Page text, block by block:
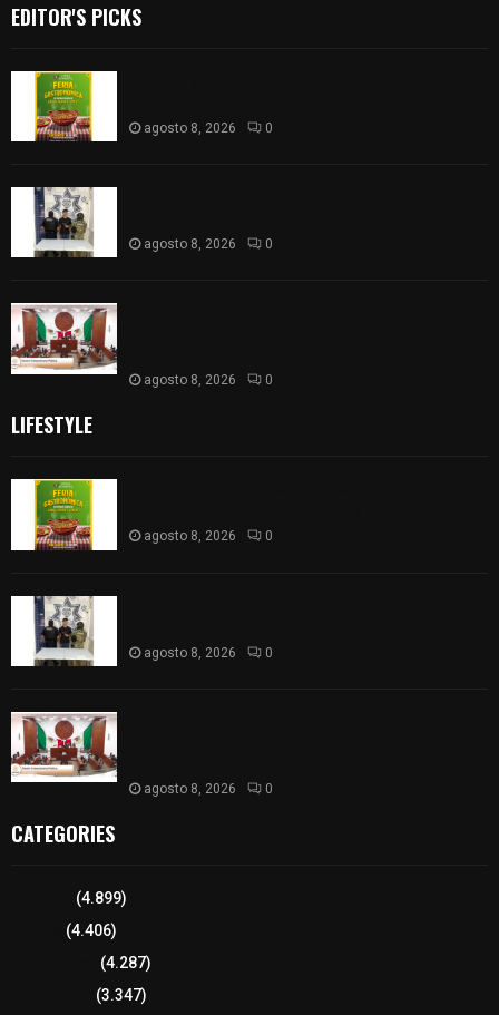
EDITOR'S PICKS
agosto 8, 2026 0
agosto 8, 2026 0
agosto 8, 2026 0
LIFESTYLE
agosto 8, 2026 0
agosto 8, 2026 0
agosto 8, 2026 0
CATEGORIES
(4.899)
(4.406)
(4.287)
(3.347)